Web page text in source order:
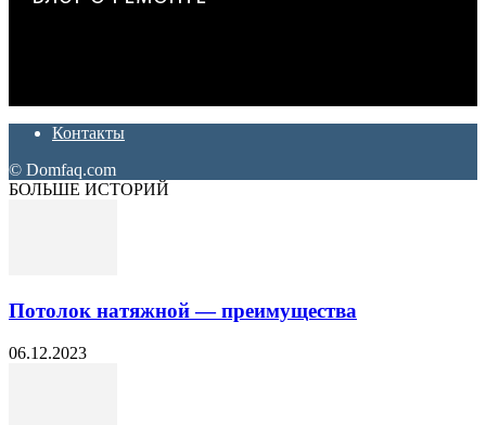
Контакты
© Domfaq.com
БОЛЬШЕ ИСТОРИЙ
Потолок натяжной — преимущества
06.12.2023